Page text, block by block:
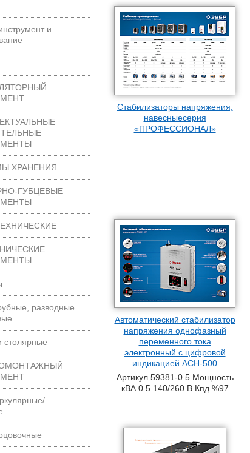
и
ХРАНЕНИЯ
ГУБЦЕВЫЕ
разводные
столярные
Стабилизаторы напряжения,
навесныесерия
«ПРОФЕССИОНАЛ»
Автоматический стабилизатор
напряжения однофазный
переменного тока
электронный с цифровой
индикацией АСН-500
Артикул 59381-0.5 Мощность
кВА 0.5 140/260 В Кпд %97